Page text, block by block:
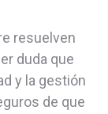
resuelven
duda que
y la gestión
de que